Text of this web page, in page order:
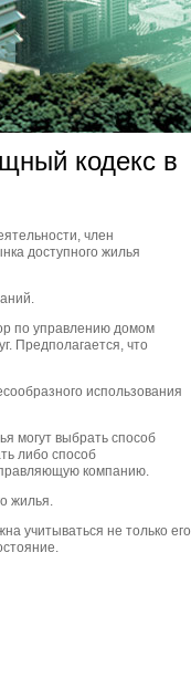
кодекс в
член
доступного жилья
по управлению домом
Предполагается, что
использования
могут выбрать способ
либо способ
компанию.
жилья.
учитываться не только его